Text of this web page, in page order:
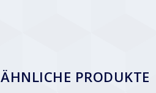
ÄHNLICHE PRODUKTE